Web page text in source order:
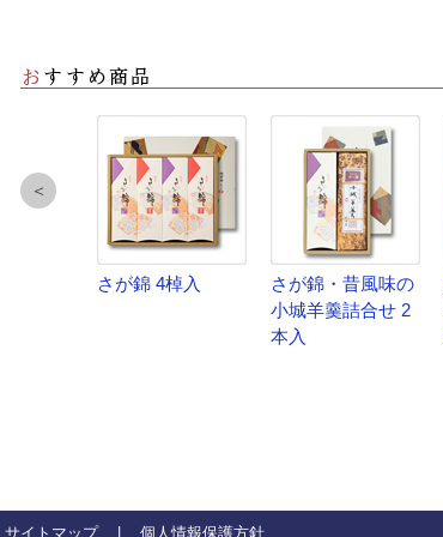
さが錦 4棹入
さが錦・昔風味の
小城羊羹詰合せ 2
本入
＜
サイトマップ 個人情報保護方針